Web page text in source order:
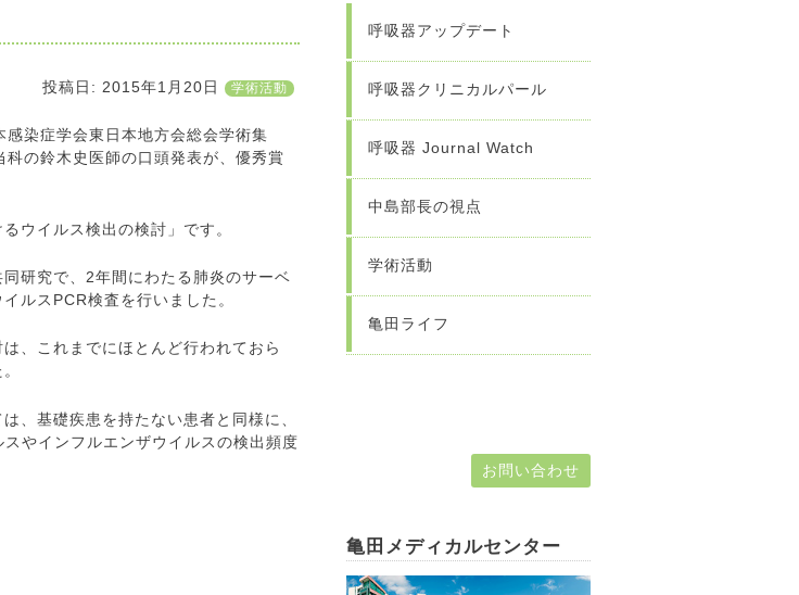
投稿日: 2015年1月20日 学術活動
染症学会東日本地方会総会学術集
の鈴木史医師の口頭発表が、優秀賞
ウイルス検出の検討」です。
研究で、2年間にわたる肺炎のサーベ
ルスPCR検査を行いました。
、これまでにほとんど行われておら
、基礎疾患を持たない患者と同様に、
やインフルエンザウイルスの検出頻度
呼吸器アップデート
呼吸器クリニカルパール
呼吸器 Journal Watch
中島部長の視点
学術活動
亀田ライフ
お問い合わせ
亀田メディカルセンター